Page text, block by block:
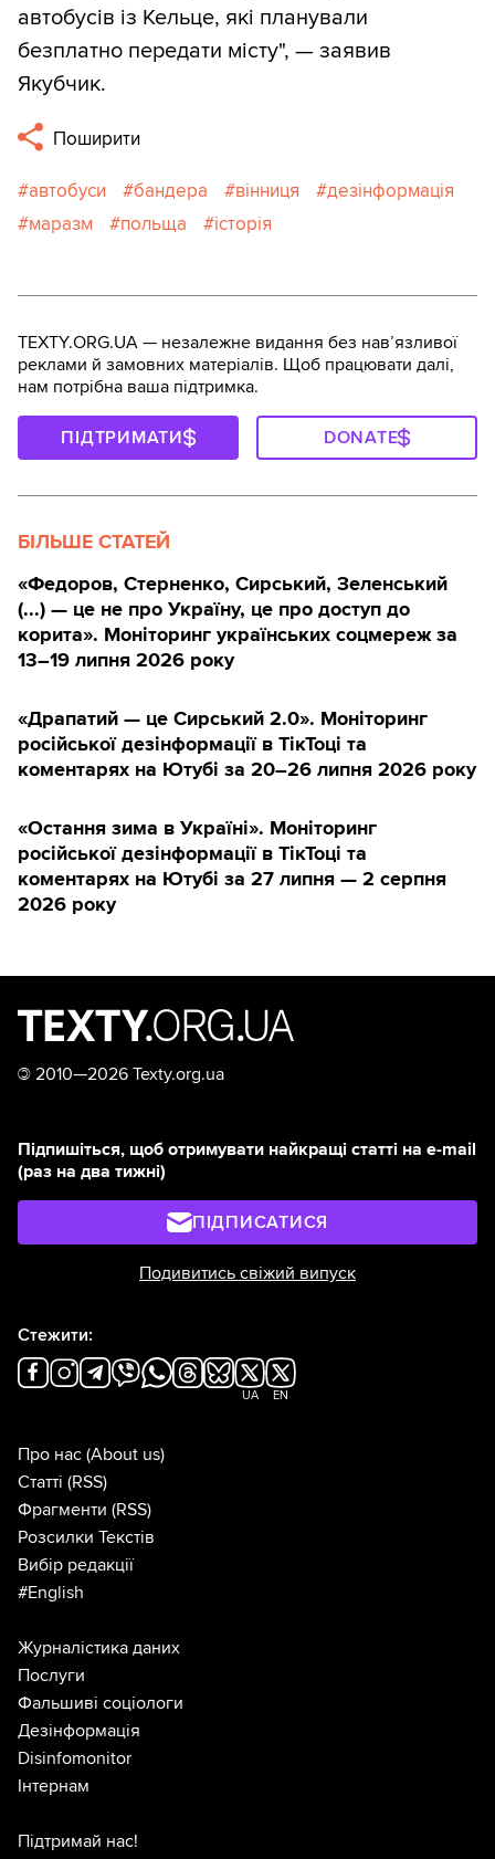
автобусів із Кельце, які планували
безплатно передати місту", — заявив
Якубчик.
Поширити
автобуси бандера вінниця
дезінформація
маразм
польща історія
TEXTY.ORG.UA — незалежне видання без навʼязливої
реклами й замовних матеріалів. Щоб працювати далі,
нам потрібна ваша підтримка.
ПІДТРИМАТИ DONATE
БІЛЬШЕ СТАТЕЙ
«Федоров, Стерненко, Сирський, Зеленський
(...) — це не про Україну, це про доступ до
корита». Моніторинг українських соцмереж за
13–19 липня 2026 року
«Драпатий — це Сирський 2.0». Моніторинг
російської дезінформації в ТікТоці та
коментарях на Ютубі за 20–26 липня 2026 року
«Остання зима в Україні». Моніторинг
російської дезінформації в ТікТоці та
коментарях на Ютубі за 27 липня — 2 серпня
2026 року
© 2010—2026 Texty.org.ua
Підпишіться, щоб отримувати найкращі статті на e-mail
(раз на два тижні)
ПІДПИСАТИСЯ
Подивитись свіжий випуск
Стежити:
UA EN
Про нас (About us)
Статті (RSS)
Фрагменти (RSS)
Розсилки Текстів
Вибір редакції
#English
Журналістика даних
Послуги
Фальшиві соціологи
Дезінформація
Disinfomonitor
Інтернам
Підтримай нас!